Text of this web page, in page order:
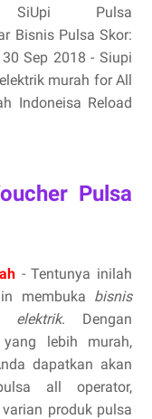
Pulsa
Bisnis Pulsa Skor:
Sep 2018 - Siupi
murah for All
Indoneisa Reload
Pulsa
- Tentunya inilah
membuka bisnis
. Dengan
lebih murah,
dapatkan akan
all operator,
produk pulsa